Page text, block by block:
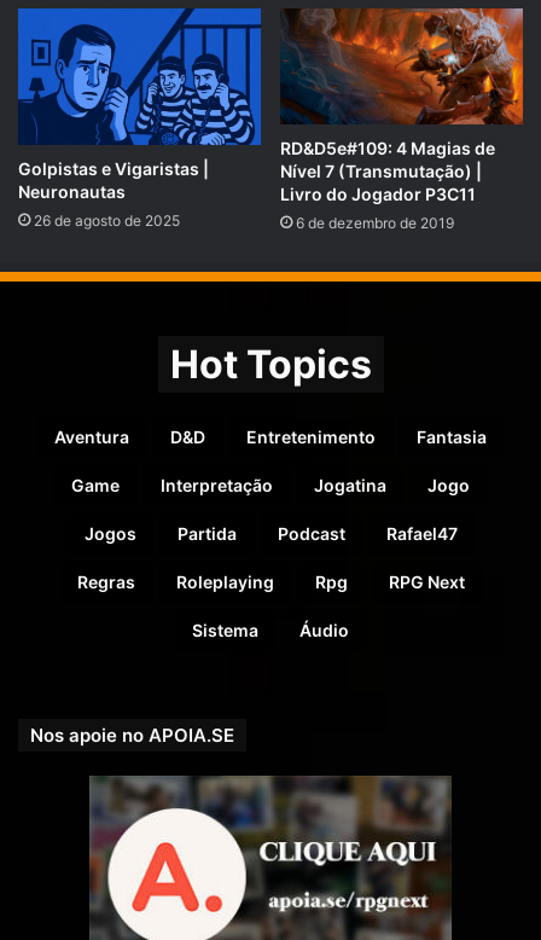
Golpistas e Vigaristas |
Neuronautas
26 de agosto de 2025
RD&D5e#109: 4 Magias de
Nível 7 (Transmutação) |
Livro do Jogador P3C11
6 de dezembro de 2019
Hot Topics
Aventura D&D Entretenimento Fantasia
Game Interpretação Jogatina Jogo
Jogos Partida Podcast Rafael47
Regras Roleplaying Rpg RPG Next
Sistema Áudio
Nos apoie no APOIA.SE